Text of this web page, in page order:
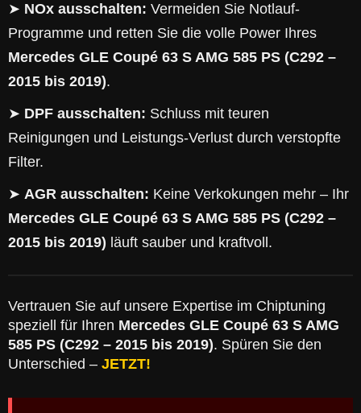
➤ NOx ausschalten: Vermeiden Sie Notlauf-
Programme und retten Sie die volle Power Ihres
Mercedes GLE Coupé 63 S AMG 585 PS (C292 –
2015 bis 2019).
➤ DPF ausschalten: Schluss mit teuren
Reinigungen und Leistungs-Verlust durch verstopfte
Filter.
➤ AGR ausschalten: Keine Verkokungen mehr – Ihr
Mercedes GLE Coupé 63 S AMG 585 PS (C292 –
2015 bis 2019) läuft sauber und kraftvoll.
Vertrauen Sie auf unsere Expertise im Chiptuning
speziell für Ihren Mercedes GLE Coupé 63 S AMG
585 PS (C292 – 2015 bis 2019). Spüren Sie den
Unterschied – JETZT!